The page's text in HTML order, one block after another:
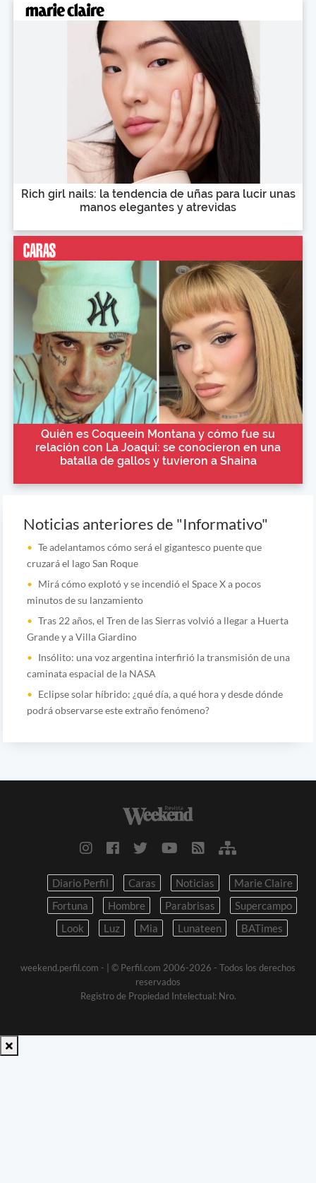
Rich girl nails: la tendencia de uñas para lucir unas
manos elegantes y atrevidas
Quién es Coqueein Montana y cómo fue su
relación con La Joaqui: se conocieron en una
batalla de gallos y tuvieron a Shaina
Noticias anteriores de "Informativo"
Te adelantamos cómo será el gigantesco puente que
cruzará el lago San Roque
Mirá cómo explotó y se incendió el Space X a pocos
minutos de su lanzamiento
Tras 22 años, el Tren de las Sierras volvió a llegar a Huerta
Grande y a Villa Giardino
Insólito: una voz argentina interfirió la transmisión de una
caminata espacial de la NASA
Eclipse solar híbrido: ¿qué día, a qué hora y desde dónde
podrá observarse este extraño fenómeno?
Diario Perfil Caras Noticias
Marie Claire
Fortuna
Hombre Parabrisas
Supercampo
Look
Luz Mia Lunateen BATimes
weekend.perfil.com -
| © Perfil.com 2006-2026 - Todos los derechos
reservados
Registro de Propiedad Intelectual: Nro.